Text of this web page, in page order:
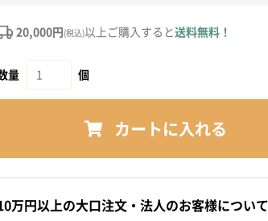
20,000円(税込)以上ご購入すると送料無料！
量 個
カートに入れる
万円以上の大口注文・法人のお客様について